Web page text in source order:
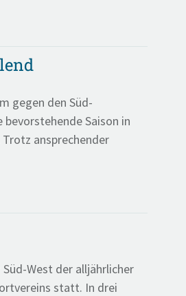
gegen den Süd-
Saison in
ansprechender
West der alljährlicher
statt. In drei